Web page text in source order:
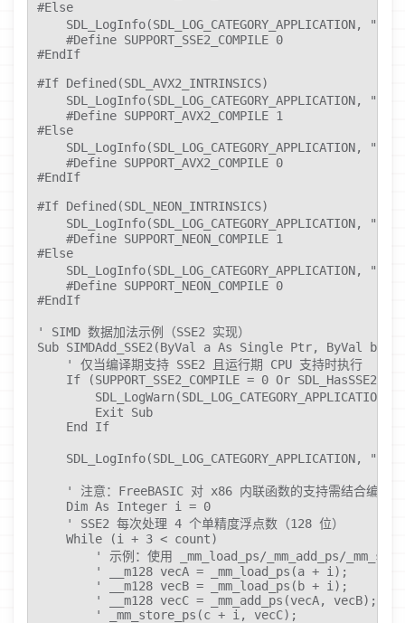
#Else
SDL_LogInfo(SDL_LOG_CATEGORY_APPLICATION, "【编
    #Define SUPPORT_SSE2_COMPILE 0
#EndIf
#If Defined(SDL_AVX2_INTRINSICS)
SDL_LogInfo(SDL_LOG_CATEGORY_APPLICATION, "【编
    #Define SUPPORT_AVX2_COMPILE 1
#Else
SDL_LogInfo(SDL_LOG_CATEGORY_APPLICATION, "【编
    #Define SUPPORT_AVX2_COMPILE 0
#EndIf
#If Defined(SDL_NEON_INTRINSICS)
SDL_LogInfo(SDL_LOG_CATEGORY_APPLICATION, "【编
    #Define SUPPORT_NEON_COMPILE 1
#Else
SDL_LogInfo(SDL_LOG_CATEGORY_APPLICATION, "【编
    #Define SUPPORT_NEON_COMPILE 0
#EndIf
' SIMD 数据加法示例（SSE2 实现）
Sub SIMDAdd_SSE2(ByVal a As Single Ptr, ByVal
    ' 仅当编译期支持 SSE2 且运行期 CPU 支持时执行
If (SUPPORT_SSE2_COMPILE = 0 Or SDL_HasSSE2()
SDL_LogWarn(SDL_LOG_CATEGORY_APPLICATION, "
        Exit Sub
    End If
SDL_LogInfo(SDL_LOG_CATEGORY_APPLICATION, "使用
' 注意：FreeBASIC 对 x86 内联函数的支持需结合编译器
    Dim As Integer i = 0
    ' SSE2 每次处理 4 个单精度浮点数（128 位）
    While (i + 3 < count)
' 示例：使用 _mm_load_ps/_mm_add_ps/
        ' __m128 vecA = _mm_load_ps(a + i);
        ' __m128 vecB = _mm_load_ps(b + i);
        ' __m128 vecC = _mm_add_ps(vecA, vecB);
        ' _mm_store_ps(c + i, vecC);